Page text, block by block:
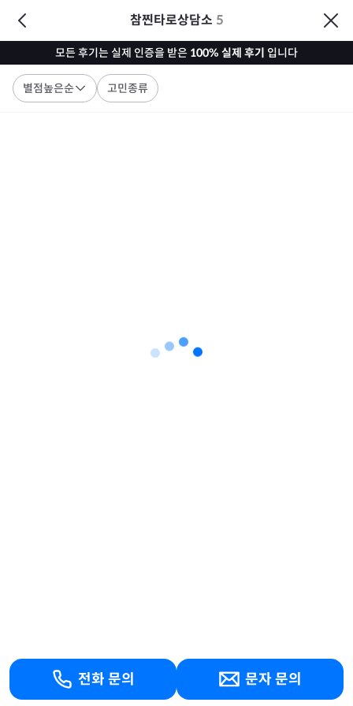
참찐타로상담소 5
모든 후기는 실제 인증을 받은 100% 실제 후기 입니다
별점높은순 고민종류
전화 문의 문자 문의